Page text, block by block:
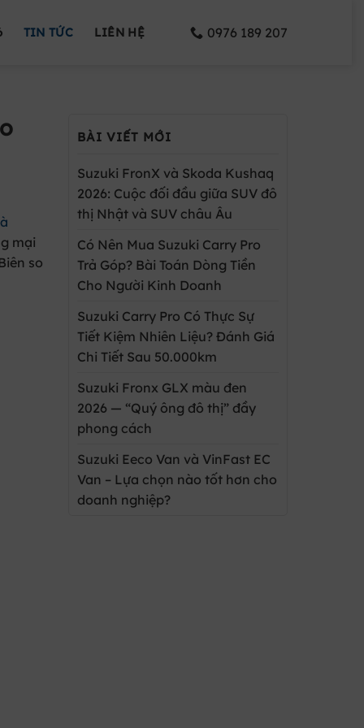
TIN TỨC LIÊN HỆ 0976 189 207
mại
so
BÀI VIẾT MỚI
Suzuki FronX và Skoda Kushaq
2026: Cuộc đối đầu giữa SUV đô
thị Nhật và SUV châu Âu
Có Nên Mua Suzuki Carry Pro
Trả Góp? Bài Toán Dòng Tiền
Cho Người Kinh Doanh
Suzuki Carry Pro Có Thực Sự
Tiết Kiệm Nhiên Liệu? Đánh Giá
Chi Tiết Sau 50.000km
Suzuki Fronx GLX màu đen
2026 — “Quý ông đô thị” đầy
phong cách
Suzuki Eeco Van và VinFast EC
Van – Lựa chọn nào tốt hơn cho
doanh nghiệp?